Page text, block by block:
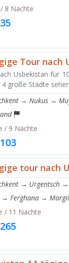
8 Nächte
Tour nach
Usbekistan für
große Städte
→ Nukus →
/ 9 Nächte
tour nach
→ Urgentsch →
→ Ferghana →
/ 11 Nächte